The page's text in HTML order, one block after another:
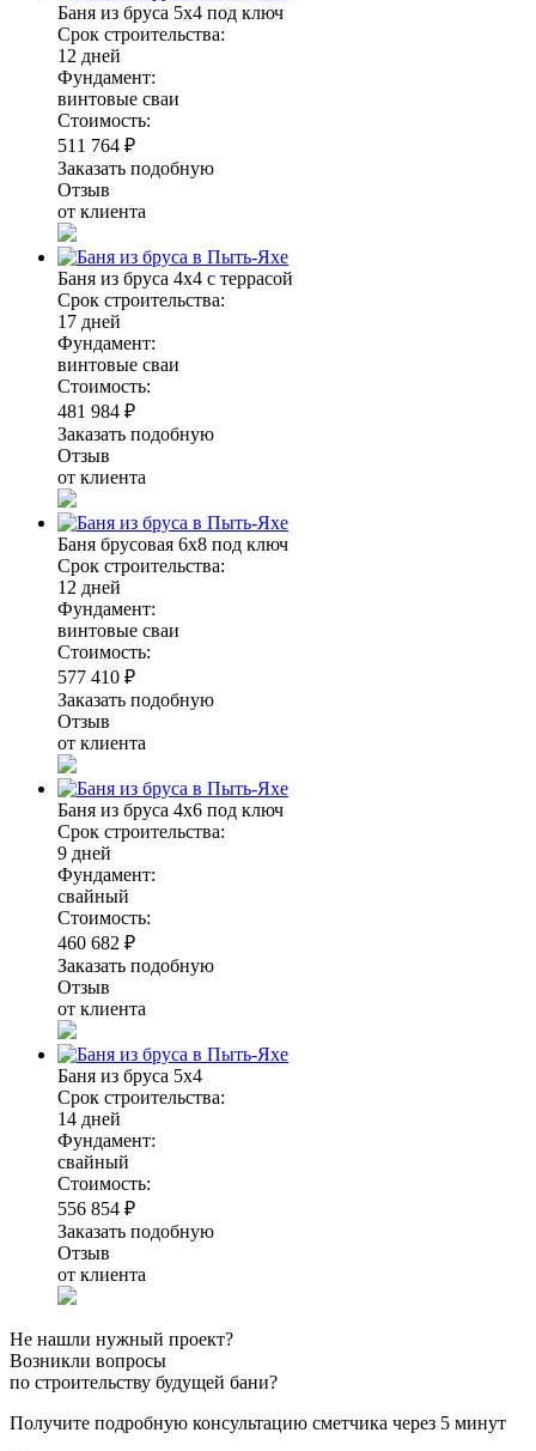
Баня из бруса 5х4 под ключ
Срок строительства:
12 дней
Фундамент:
винтовые сваи
Стоимость:
511 764 ₽
Заказать подобную
Отзыв
от клиента
Баня из бруса 4х4 с террасой
Срок строительства:
17 дней
Фундамент:
винтовые сваи
Стоимость:
481 984 ₽
Заказать подобную
Отзыв
от клиента
Баня брусовая 6х8 под ключ
Срок строительства:
12 дней
Фундамент:
винтовые сваи
Стоимость:
577 410 ₽
Заказать подобную
Отзыв
от клиента
Баня из бруса 4х6 под ключ
Срок строительства:
9 дней
Фундамент:
свайный
Стоимость:
460 682 ₽
Заказать подобную
Отзыв
от клиента
Баня из бруса 5х4
Срок строительства:
14 дней
Фундамент:
свайный
Стоимость:
556 854 ₽
Заказать подобную
Отзыв
от клиента
Не нашли нужный проект?
Возникли вопросы
по строительству будущей бани?
Получите подробную консультацию сметчика через 5 минут